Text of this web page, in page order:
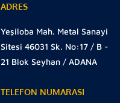
ADRES
Yeşiloba Mah. Metal Sanayi
Sitesi 46031 Sk. No:17 / B -
21 Blok Seyhan / ADANA
TELEFON NUMARASI